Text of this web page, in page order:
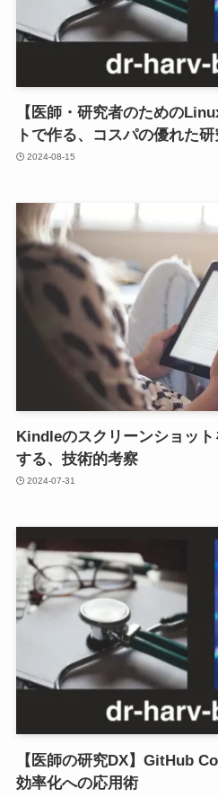
【医師・研究者のための
トで作る、コスパの優れた
2024-08-15
Kindleのスクリーンショッ
する、技術的考察
2024-07-31
【医師の研究DX】GitHub
効率化への応用術